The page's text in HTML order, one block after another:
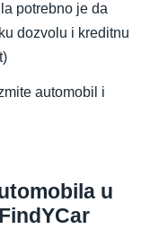
potrebno je da
dozvolu i kreditnu
automobil i
u